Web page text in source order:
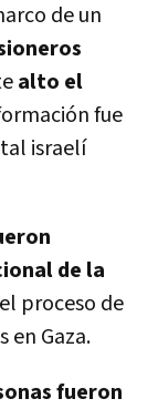
de un
alto el
fue
israelí
de la
proceso de
en Gaza.
fueron